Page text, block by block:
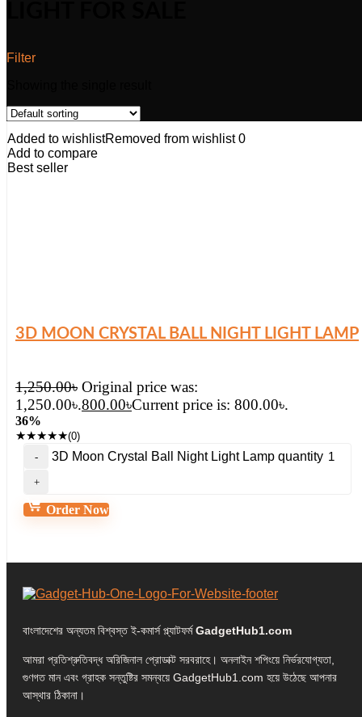
Filter
Added to wishlistRemoved from wishlist 0
Add to compare
Best seller
3D MOON CRYSTAL BALL NIGHT LIGHT LAMP
1,250.00৳ Original price was:
1,250.00৳.800.00৳Current price is: 800.00৳.
36%
★★★★★(0)
3D Moon Crystal Ball Night Light Lamp quantity
Order Now
বাংলাদেশের অন্যতম বিশ্বস্ত ই-কমার্স প্ল্যাটফর্মGadgetHub1.com
আমরা প্রতিশ্রুতিবদ্ধ অরিজিনাল প্রোডাক্ট সরবরাহে। অনলাইন শপিংয়ে নির্ভরযোগ্যতা,
গুণগত মান এবং গ্রাহক সন্তুষ্টির সমন্বয়ে GadgetHub1.com হয়ে উঠেছে আপনার
আস্থার ঠিকানা।